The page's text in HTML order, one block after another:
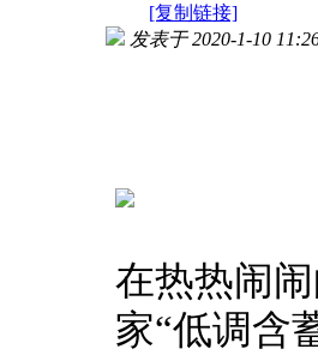
[复制链接]
发表于 2020-1-10
在热热闹
家“低调含